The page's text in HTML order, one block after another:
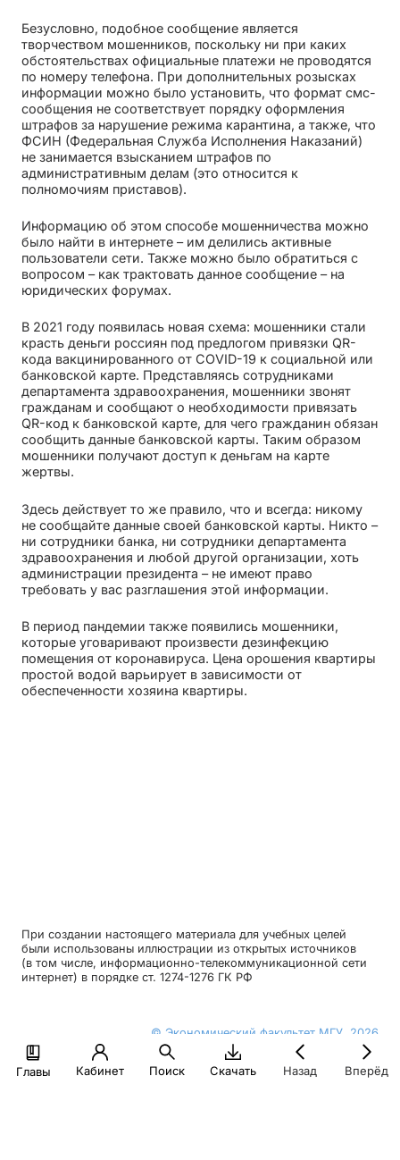
Главы Кабинет Поиск Скачать Назад Вперёд
Безусловно, подобное сообщение является
творчеством мошенников, поскольку ни при каких
обстоятельствах официальные платежи не проводятся
по номеру телефона. При дополнительных розысках
информации можно было установить, что формат смс-
сообщения не соответствует порядку оформления
штрафов за нарушение режима карантина, а также, что
ФСИН (Федеральная Служба Исполнения Наказаний)
не занимается взысканием штрафов по
административным делам (это относится к
полномочиям приставов).
Информацию об этом способе мошенничества можно
было найти в интернете – им делились активные
пользователи сети. Также можно было обратиться с
вопросом – как трактовать данное сообщение – на
юридических форумах.
В 2021 году появилась новая схема: мошенники стали
красть деньги россиян под предлогом привязки QR-
кода вакцинированного от COVID-19 к социальной или
банковской карте. Представляясь сотрудниками
департамента здравоохранения, мошенники звонят
гражданам и сообщают о необходимости привязать
QR-код к банковской карте, для чего гражданин обязан
сообщить данные банковской карты. Таким образом
мошенники получают доступ к деньгам на карте
жертвы.
Здесь действует то же правило, что и всегда: никому
не сообщайте данные своей банковской карты. Никто –
ни сотрудники банка, ни сотрудники департамента
здравоохранения и любой другой организации, хоть
администрации президента – не имеют право
требовать у вас разглашения этой информации.
В период пандемии также появились мошенники,
которые уговаривают произвести дезинфекцию
помещения от коронавируса. Цена орошения квартиры
простой водой варьирует в зависимости от
обеспеченности хозяина квартиры.
При создании настоящего материала для учебных целей
были использованы иллюстрации из открытых источников
(в том числе, информационно-телекоммуникационной сети
интернет) в порядке ст. 1274-1276 ГК РФ
© Экономический факультет МГУ, 2026
Политика конфиденциальности
finuch@econ.msu.ru